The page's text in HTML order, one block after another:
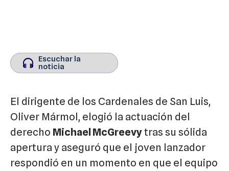
Escuchar la
noticia
Escuchar la
noticia
El dirigente de los Cardenales de San Luis,
Oliver Mármol, elogió la actuación del
derecho Michael McGreevytras su sólida
apertura y aseguró que el joven lanzador
respondió en un momento en que el equipo